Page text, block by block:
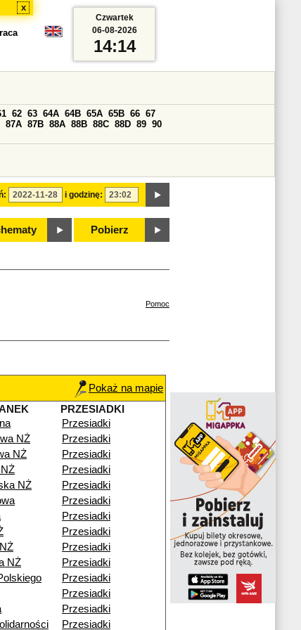
x
i godzinę:
62 63 64A 64B 65A 65B 66 67
87A 87B 88A 88B 88C 88D 89 90
Pobierz
Czwartek
06-08-2026
14:14
Pomoc
Pokaż na mapie
PRZESIADKI
Przesiadki
NŻ
Przesiadki
NŻ
Przesiadki
Przesiadki
NŻ
Przesiadki
Przesiadki
Przesiadki
Przesiadki
Przesiadki
NŻ
Przesiadki
Przesiadki
Przesiadki
Przesiadki
Przesiadki